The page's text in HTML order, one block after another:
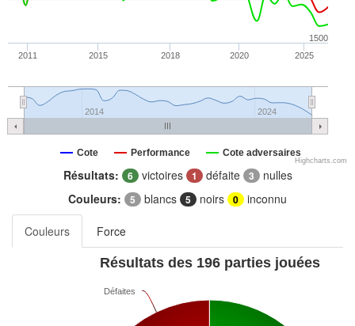
Cote Performance Cote adversaires
2011 2015 2018 2020 2025
2024
2014
1500
Highcharts.com
Résultats: 6 victoires 1 défaite 3 nulles
Couleurs:
5 blancs 5 noirs 0 inconnu
Couleurs
Force
Résultats des 196 parties jouées
Défaites